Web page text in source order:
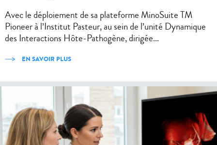
Avec le déploiement de sa plateforme MinoSuite TM
Pioneer à l’Institut Pasteur, au sein de l’unité Dynamique
des Interactions Hôte-Pathogène, dirigée...
EN SAVOIR PLUS